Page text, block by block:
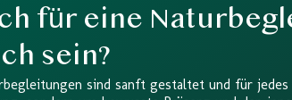
für eine
sein?
sind sanft gestaltet und für